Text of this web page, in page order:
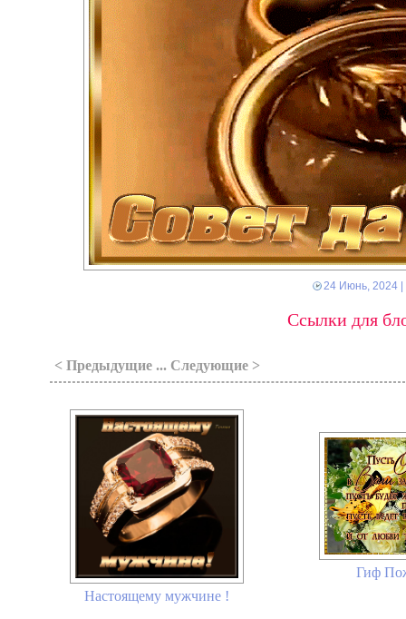
24 Июнь, 2024|
Ссылки для
< Предыдущие ... Следующие >
Настоящему мужчине !
Гиф